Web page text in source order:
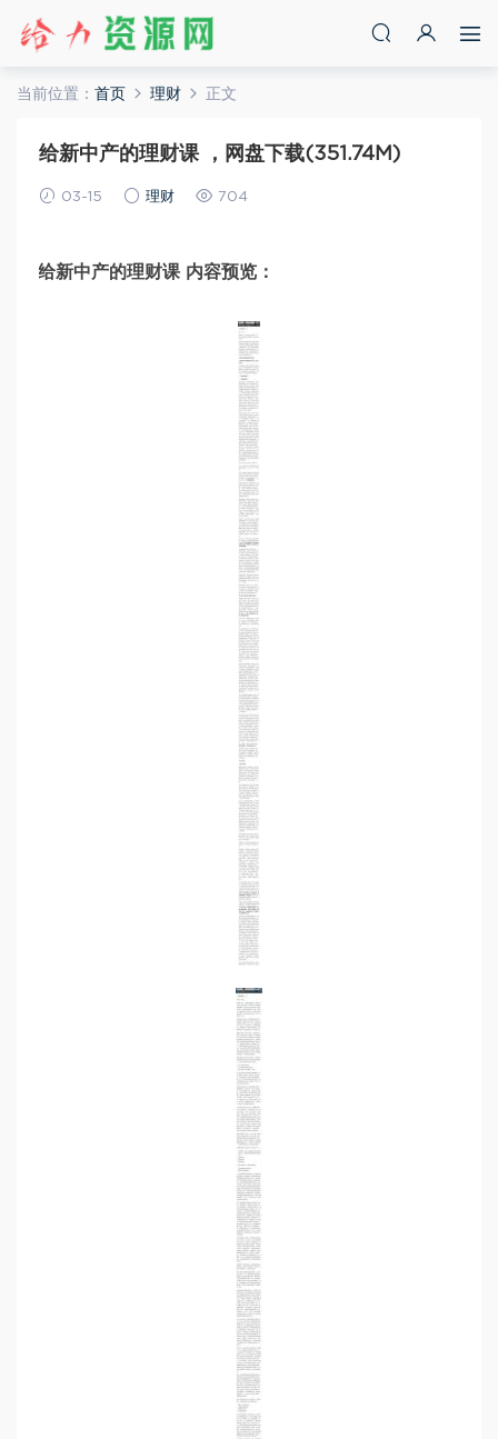
当前位置： 首页 理财 正文
给新中产的理财课 ，网盘下载(351.74M)
03-15 理财 704
给新中产的理财课 内容预览：